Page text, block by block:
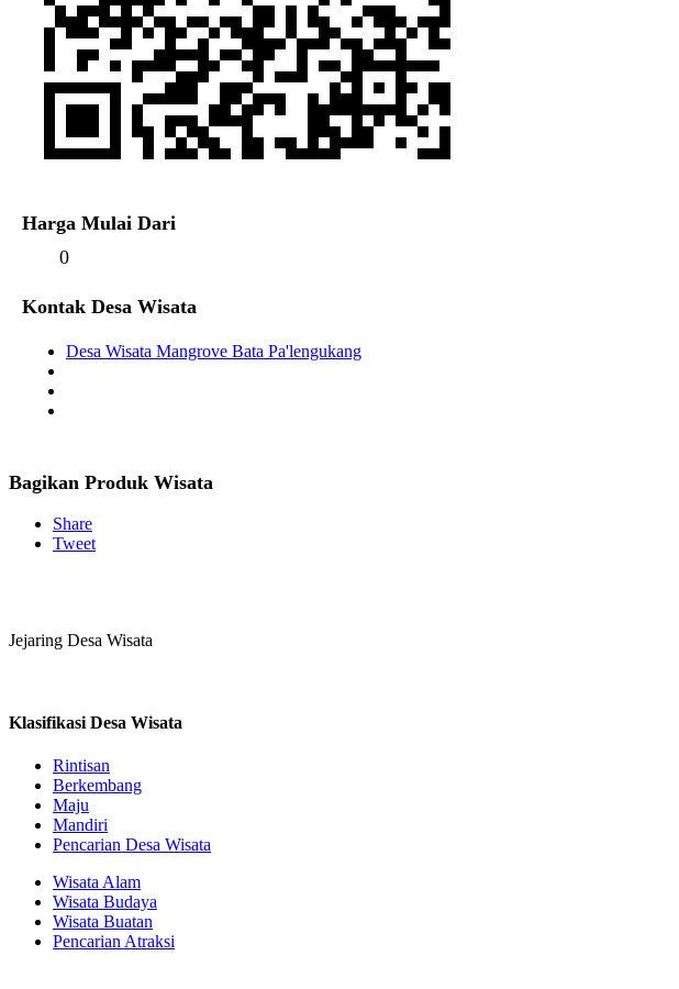
Harga Mulai Dari
0
Kontak Desa Wisata
Desa Wisata Mangrove Bata Pa'lengukang
Bagikan Produk Wisata
Share
Tweet
Jejaring Desa Wisata
Klasifikasi Desa Wisata
Rintisan
Berkembang
Maju
Mandiri
Pencarian Desa Wisata
Wisata Alam
Wisata Budaya
Wisata Buatan
Pencarian Atraksi